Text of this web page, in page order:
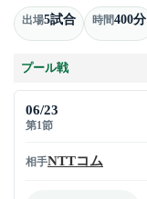
出場5試合 時間400分
プール戦
06/23
第1節
相手NTTコム